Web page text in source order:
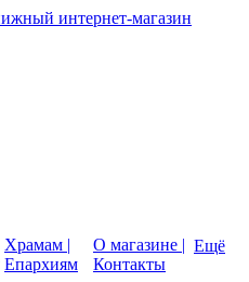
Храмам |
Епархиям
О магазине |
Контакты
Ещё